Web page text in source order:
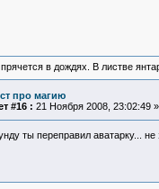
в дождях. В листве
про магию
#16 : 21 Ноября 2008, 23:02:49 »
ты переправил